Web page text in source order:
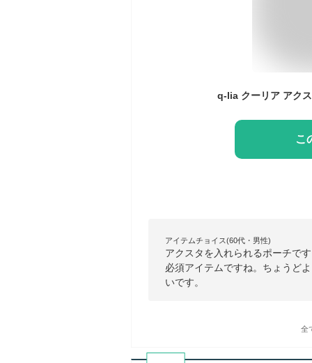
こ
アイテムチョイス(60代・男性)
アクスタを入れられるポーチで
必須アイテムですね。ちょうど
いです。
全